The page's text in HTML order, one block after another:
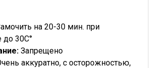
на 20-30 мин. при
до 30C°
Запрещено
аккуратно, с осторожностью,